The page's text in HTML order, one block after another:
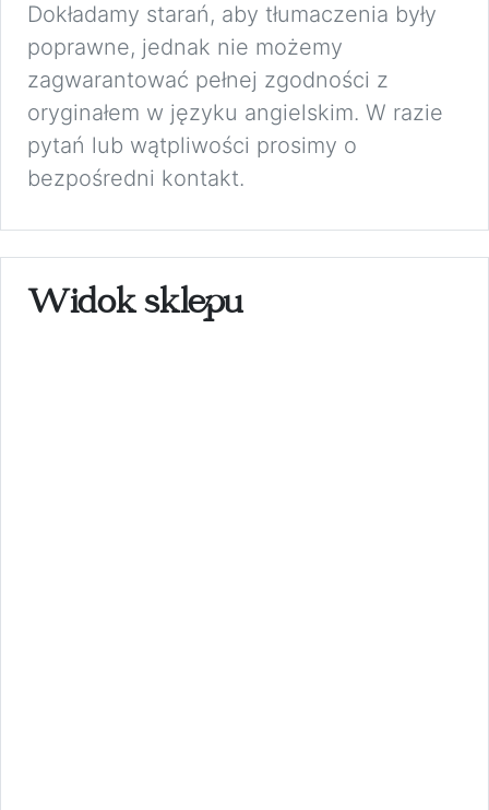
Dokładamy starań, aby tłumaczenia były
poprawne, jednak nie możemy
zagwarantować pełnej zgodności z
oryginałem w języku angielskim. W razie
pytań lub wątpliwości prosimy o
bezpośredni kontakt.
Widok sklepu